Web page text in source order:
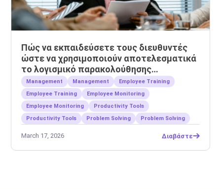
Πώς να εκπαιδεύσετε τους διευθυντές
ώστε να χρησιμοποιούν αποτελεσματικά
το λογισμικό παρακολούθησης
εργαζομένων
Management Management
Employee Training
Employee Training
Employee Monitoring
Employee Monitoring
Productivity Tools
Productivity Tools
Problem Solving Problem Solving
March 17, 2026 Διαβάστε